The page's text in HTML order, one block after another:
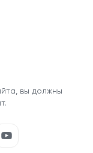
вы должны